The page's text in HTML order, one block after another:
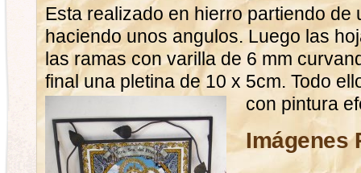
Esta realizado en hierro partiendo de
haciendo unos angulos. Luego las
las ramas con varilla de 6 mm
final una pletina de 10 x 5cm. Todo
con pintura
Imágenes